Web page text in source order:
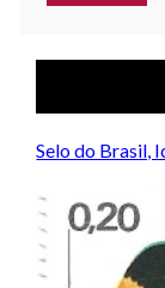
Selo do Brasil,